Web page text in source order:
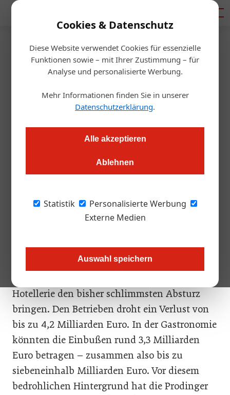
Cookies & Datenschutz
Diese Website verwendet Cookies für essenzielle
Funktionen sowie – mit Ihrer Zustimmung – für
Analyse und personalisierte Werbung.
Mehr Informationen finden Sie in unserer
Datenschutzerklärung.
Alle akzeptieren
Ablehnen
Statistik
Personalisierte Werbung
Externe Medien
Auswahl speichern
Startseite/Gastro & Hotel
Was der Tourismus zur
Wiederbelebung dringend
braucht
zentralen Forderungen: Lohnabgaben reformieren,
Eigenkapital anders bewerten und steuerneutrale
Regelung für Aushilfen bei der Wiederbelebung.
Hotellerie den bisher schlimmsten Absturz
bringen. Den Betrieben droht ein Verlust von
bis zu 4,2 Milliarden Euro. In der Gastronomie
könnten die Einbußen rund 3,3 Milliarden
Euro betragen – zusammen also bis zu
siebeneinhalb Milliarden Euro. Vor diesem
bedrohlichen Hintergrund hat die Prodinger